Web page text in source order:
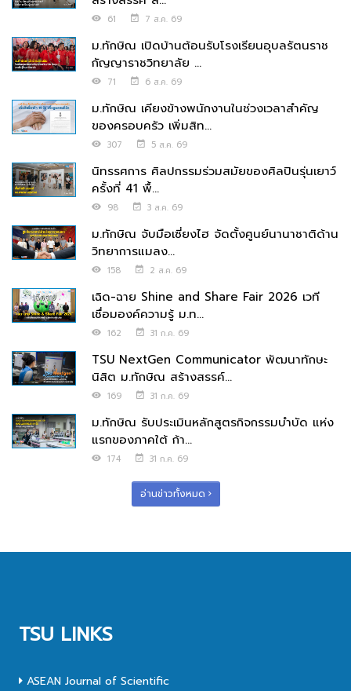
61 7 ส.ค. 69
ม.ทักษิณ เปิดบ้านต้อนรับโรงเรียนอุบลรัตนราช
กัญญาราชวิทยาลัย ...
71 6 ส.ค. 69
ม.ทักษิณ เคียงข้างพนักงานในช่วงเวลาสำคัญ
ของครอบครัว เพิ่มสิท...
307 5 ส.ค. 69
นิทรรศการ ศิลปกรรมร่วมสมัยของศิลปินรุ่นเยาว์
ครั้งที่ 41 พื้...
98 3 ส.ค. 69
ม.ทักษิณ จับมือเซี่ยงไฮ จัดตั้งศูนย์นานาชาติด้าน
วิทยาการแมลง...
158 2 ส.ค. 69
เฉิด-ฉาย Shine and Share Fair 2026 เวที
เชื่อมองค์ความรู้ ม.ท...
162 31 ก.ค. 69
TSU NextGen Communicator พัฒนาทักษะ
นิสิต ม.ทักษิณ สร้างสรรค์...
169 31 ก.ค. 69
ม.ทักษิณ รับประเมินหลักสูตรกิจกรรมบำบัด แห่ง
แรกของภาคใต้ ก้า...
174 31 ก.ค. 69
อ่านข่าวทั้งหมด
TSU LINKS
ASEAN Journal of Scientific